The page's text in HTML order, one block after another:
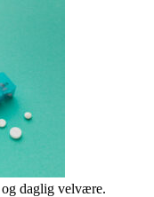
daglig velvære.